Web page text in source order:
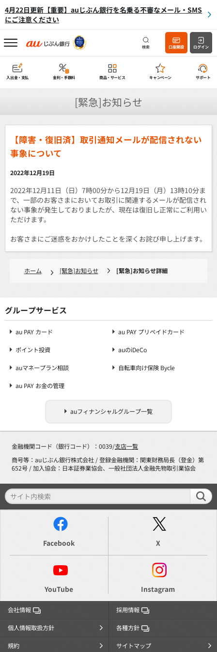
4月22日更新【重要】auじぶん銀行を名乗る不審なメール・SMS
にご注意ください
検索 口座開設 ログイン
入出金・支払 金利・手数料 商品・サービス キャンペーン サポート
[緊急]お知らせ
【障害・復旧済】取引通知メールが配信されない
事象について
2022年12月19日
2022年12月11日（日）7時00分から12月19日（月）13時10分ま
で、一部のお客さまにおいてお取引に関連するメールが配信され
ない事象が発生しておりましたが、現在は復旧し正常にご利用い
ただけます。
お客さまにご迷惑をおかけしたことを深くお詫び申し上げます。
ホーム [緊急]お知らせ [緊急]お知らせ詳細
グループサービス
au PAY カード au PAY プリペイドカード
ポイント投資 auのiDeCo
auマネープラン相談 自転車向け保険 Bycle
au PAY お金の管理
auフィナンシャルグループ一覧
金融機関コード（銀行コード）：0039/支店一覧
商号等：auじぶん銀行株式会社 / 登録金融機関：関東財務局長（登金）第
652号 / 加入協会：日本証券業協会、一般社団法人金融先物取引業協会
Facebook X
YouTube Instagram
会社情報 採用情報
個人情報取扱方針 各種方針
規約 サイトマップ